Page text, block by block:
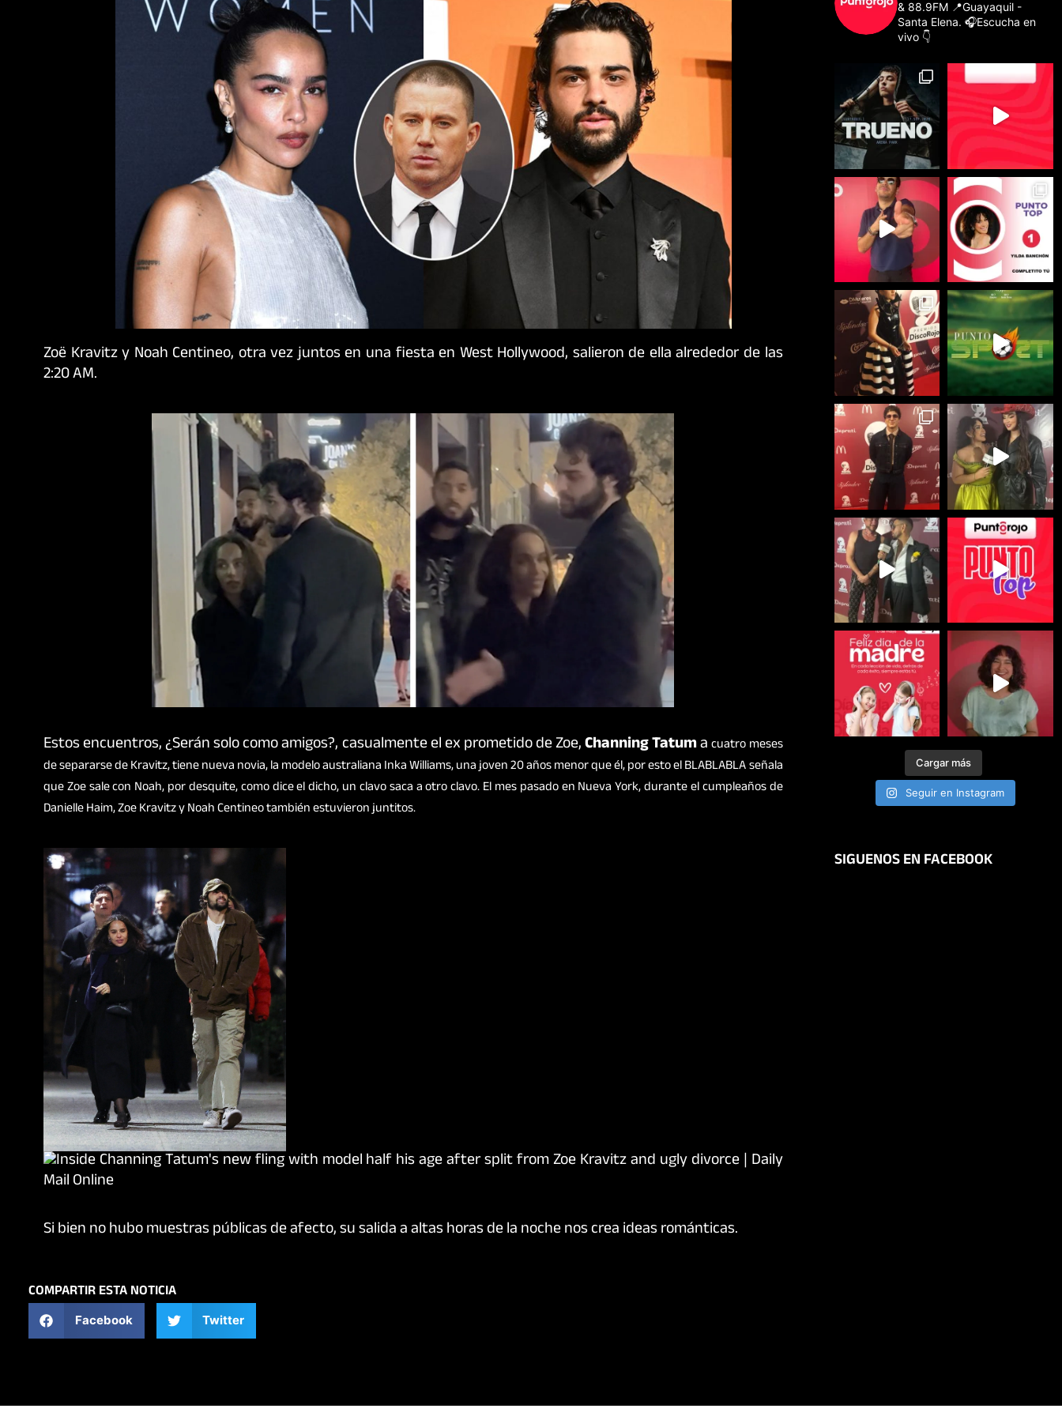
Zoë Kravitz y Noah Centineo, otra vez juntos en una fiesta en West Hollywood, salieron de ella alrededor de las
2:20 AM.
Estos encuentros, ¿Serán solo como amigos?, casualmente el ex prometido de Zoe,Channing Tatumacuatro meses
de separarse de Kravitz, tiene nueva novia, la modelo australiana Inka Williams, una joven 20 años menor que él, por esto el BLABLABLA señala
que Zoe sale con Noah, por desquite, como dice el dicho, un clavo saca a otro clavo. El mes pasado en Nueva York, durante el cumpleaños de
Danielle Haim, Zoe Kravitz y Noah Centineo también estuvieron juntitos.
Si bien no hubo muestras públicas de afecto, su salida a altas horas de la noche nos crea ideas románticas.
COMPARTIR ESTA NOTICIA
Facebook Twitter
& 88.9FM📍Guayaquil -
Santa Elena. 🎧Escucha en
vivo 👇
Cargar más
Seguir en Instagram
SIGUENOS EN FACEBOOK